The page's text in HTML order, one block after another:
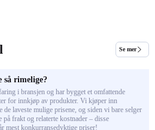
Se mer
så rimelige?
i bransjen og har bygget et omfattende
for innkjøp av produkter. Vi kjøper inn
laveste mulige prisene, og siden vi bare selger
frakt og relaterte kostnader – disse
mest konkurransedyktige priser!